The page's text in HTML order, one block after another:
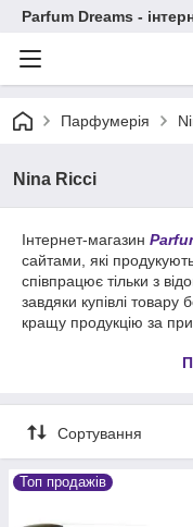
Parfum Dreams -
Парфумерія
Nina Ricci
Інтернет-магазин
сайтами, які
співпрацює тільки з
завдяки купівлі
кращу продукцію за
купування як для жінки,
для всіх образ. Шлейф
послужить візитною
змушуючи чоловіків
Шлейф дорогого
візиткою впевненого в
Сортування
Топ продажів